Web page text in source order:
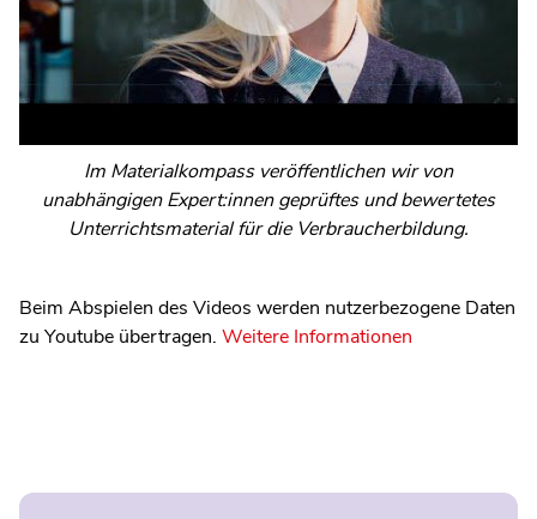
Im Materialkompass veröffentlichen wir von
unabhängigen Expert:innen geprüftes und bewertetes
Unterrichtsmaterial für die Verbraucherbildung.
Beim Abspielen des Videos werden nutzerbezogene Daten
zu Youtube übertragen. Weitere Informationen